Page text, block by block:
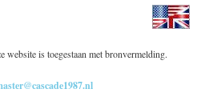
website is toegestaan met bronvermelding.